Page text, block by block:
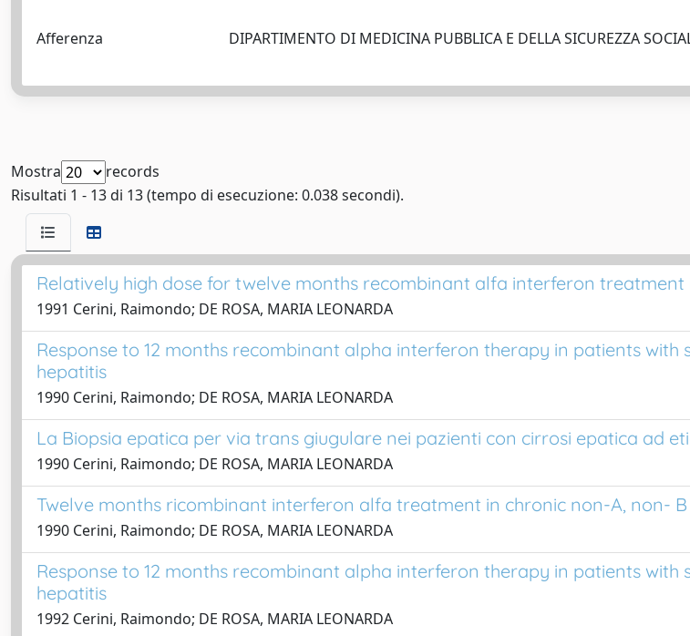
Afferenza DIPARTIMENTO DI MEDICINA PUBBLICA E DELLA SICUREZZA
Mostra
records
Risultati 1 - 13 di 13 (tempo di esecuzione: 0.038 secondi).
Relatively high dose for twelve months recombinant alfa interferon
1991 Cerini, Raimondo; DE ROSA, MARIA LEONARDA
Response to 12 months recombinant alpha interferon therapy in patients
hepatitis
1990 Cerini, Raimondo; DE ROSA, MARIA LEONARDA
La Biopsia epatica per via trans giugulare nei pazienti con cirrosi epatica ad
1990 Cerini, Raimondo; DE ROSA, MARIA LEONARDA
Twelve months ricombinant interferon alfa treatment in chronic non-A, non-
1990 Cerini, Raimondo; DE ROSA, MARIA LEONARDA
Response to 12 months recombinant alpha interferon therapy in patients
hepatitis
1992 Cerini, Raimondo; DE ROSA, MARIA LEONARDA